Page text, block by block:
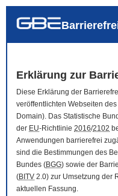
auch in allen Texten
Erklärung zur
Diese Erklärung der
veröffentlichten Webseiten
Domain). Das Statistische
der EU-Richtlinie 2016/2102
Anwendungen barrierefrei
sind die Bestimmungen des
Bundes (BGG) sowie der
(BITV 2.0) zur Umsetzung der
aktuellen Fassung.